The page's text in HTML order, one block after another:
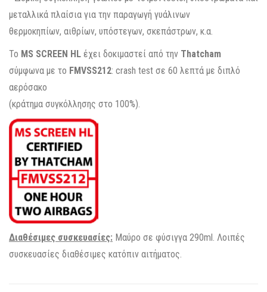
μεταλλικά πλαίσια για την παραγωγή γυάλινων
θερμοκηπίων, αιθρίων, υπόστεγων, σκεπάστρων, κ.α.
Το MS SCREEN HL έχει δοκιμαστεί από την Thatcham
σύμφωνα με το FMVSS212: crash test σε 60 λεπτά με διπλό
αερόσακο
(κράτημα συγκόλλησης στο 100%).
Διαθέσιμες συσκευασίες: Μαύρο σε φύσιγγα 290ml. Λοιπές
συσκευασίες διαθέσιμες κατόπιν αιτήματος.